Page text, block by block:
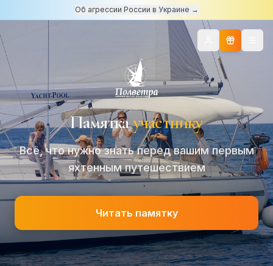
Об агрессии России в Украине →
Памяткаучастнику
Всё, что нужно знать перед вашим первым
яхтенным путешествием
Читать памятку